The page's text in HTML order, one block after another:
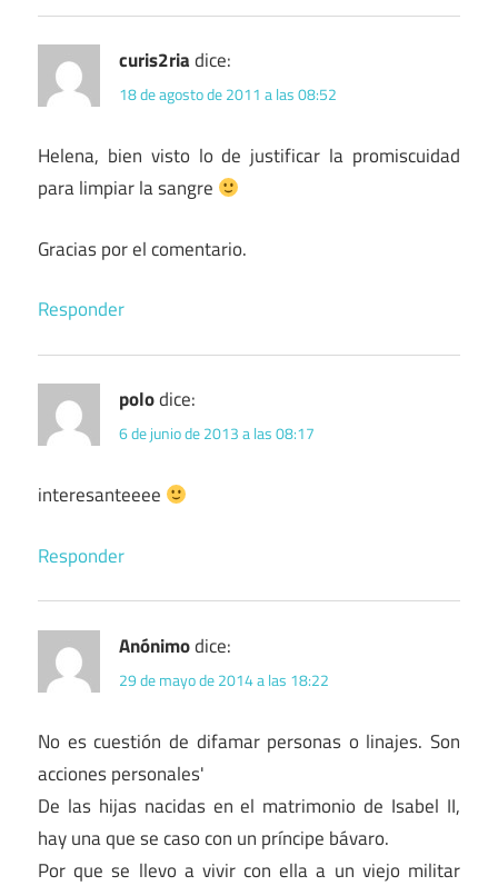
curis2riadice:
18 de agosto de 2011 a las 08:52
Helena, bien visto lo de justificar la promiscuidad
para limpiar la sangre
Gracias por el comentario.
Responder
polodice:
6 de junio de 2013 a las 08:17
interesanteeee
Responder
Anónimodice:
29 de mayo de 2014 a las 18:22
No es cuestión de difamar personas o linajes. Son
acciones personales'
De las hijas nacidas en el matrimonio de Isabel II,
hay una que se caso con un príncipe bávaro.
Por que se llevo a vivir con ella a un viejo militar